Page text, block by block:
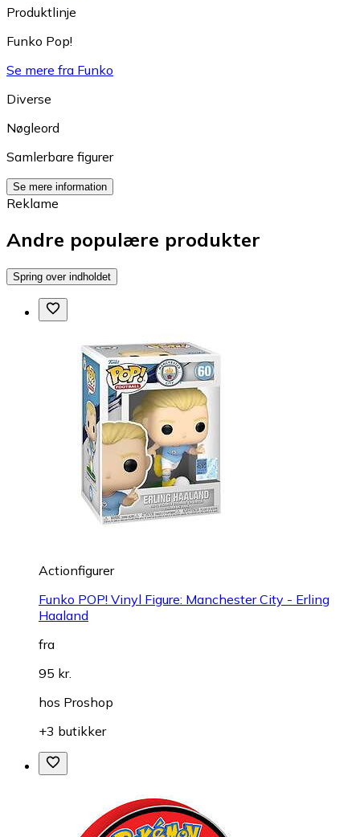
Produktlinje
Funko Pop!
Se mere fra Funko
Diverse
Nøgleord
Samlerbare figurer
Se mere information
Reklame
Andre populære produkter
Spring over indholdet
Actionfigurer
Funko POP! Vinyl Figure: Manchester City - Erling
Haaland
fra
95 kr.
hos Proshop
+3 butikker